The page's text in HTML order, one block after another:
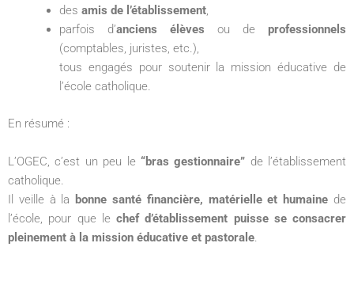
des amis de l’établissement,
parfois d’anciens élèves ou de professionnels
(comptables, juristes, etc.),
tous engagés pour soutenir la mission éducative de
l’école catholique.
En résumé :
L’OGEC, c’est un peu le “bras gestionnaire” de l’établissement
catholique.
Il veille à la bonne santé financière, matérielle et humaine de
l’école, pour que le chef d’établissement puisse se consacrer
pleinement à la mission éducative et pastorale.